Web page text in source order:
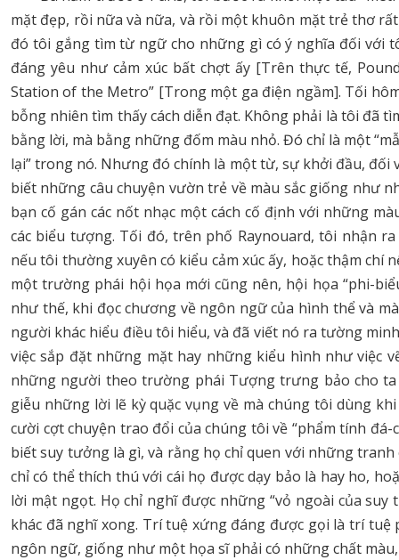
mặt đẹp, rồi nữa và nữa, và rồi một khuôn mặt trẻ thơ
đó tôi gắng tìm từ ngữ cho những gì có ý nghĩa đối với
đáng yêu như cảm xúc bất chợt ấy [Trên thực tế,
Station of the Metro” [Trong một ga điện ngầm]. Tối
bỗng nhiên tìm thấy cách diễn đạt. Không phải là tôi
bằng lời, mà bằng những đốm màu nhỏ. Đó chỉ là một
lại” trong nó. Nhưng đó chính là một từ, sự khởi đầu,
biết những câu chuyện vườn trẻ về màu sắc giống như
bạn cố gán các nốt nhạc một cách cố định với những
các biểu tượng. Tối đó, trên phố Raynouard, tôi nhận
nếu tôi thường xuyên có kiểu cảm xúc ấy, hoặc thậm chí
một trường phái hội họa mới cũng nên, hội họa “phi-
như thế, khi đọc chương về ngôn ngữ của hình thể và
người khác hiểu điều tôi hiểu, và đã viết nó ra tường
việc sắp đặt những mặt hay những kiểu hình như việc
những người theo trường phái Tượng trưng bảo cho
giễu những lời lẽ kỳ quặc vụng về mà chúng tôi dùng
cười cợt chuyện trao đổi của chúng tôi về “phẩm tính
biết suy tưởng là gì, và rằng họ chỉ quen với những
chỉ có thể thích thú với cái họ được dạy bảo là hay ho,
lời mật ngọt. Họ chỉ nghĩ được những “vỏ ngoài của
khác đã nghĩ xong. Trí tuệ xứng đáng được gọi là trí
ngôn ngữ, giống như một họa sĩ phải có những chất